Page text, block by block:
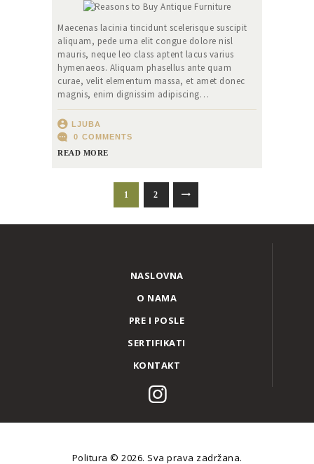
Maecenas lacinia tincidunt scelerisque suscipit
aliquam, pede urna elit congue dolore nisl
mauris, neque leo class aptent lacus varius
hymenaeos. Aliquam phasellus ante quam
curae, velit elementum massa, et amet donec
magnis, enim dignissim adipiscing…
LJUBA
0 COMMENTS
READ MORE
ПАГИНАЦИЈА
PAGE
1 PAGE
2
NASLOVNA
O NAMA
PRE I POSLE
SERTIFIKATI
KONTAKT
Politura © 2026. Sva prava zadržana.